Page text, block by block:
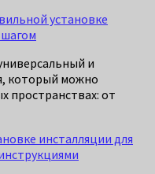
установке
и
который можно
пространствах: от
инсталляции для